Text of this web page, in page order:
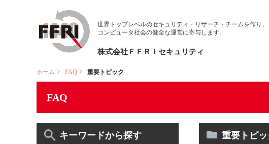
世界トップレベルのセキュリティ・リサーチ・チームを作り、
コンピュータ社会の健全な運営に寄与します。
株式会社ＦＦＲＩセキュリティ
ホーム FAQ 重要トピック
FAQ
キーワードから探す 重要トピッ